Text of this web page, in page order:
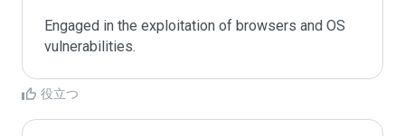
Engaged in the exploitation of browsers and OS
vulnerabilities.
役立つ